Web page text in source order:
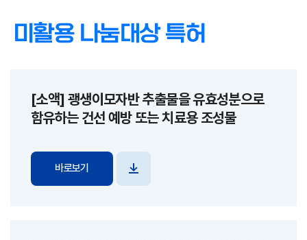
미활용 나눔대상 특허
[소액] 괭생이모자반 추출물을 유효성분으로
함유하는 건선 예방 또는 치료용 조성물
바로보기
파일